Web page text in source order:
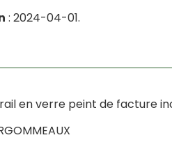
: 2024-04-01.
en verre peint de facture